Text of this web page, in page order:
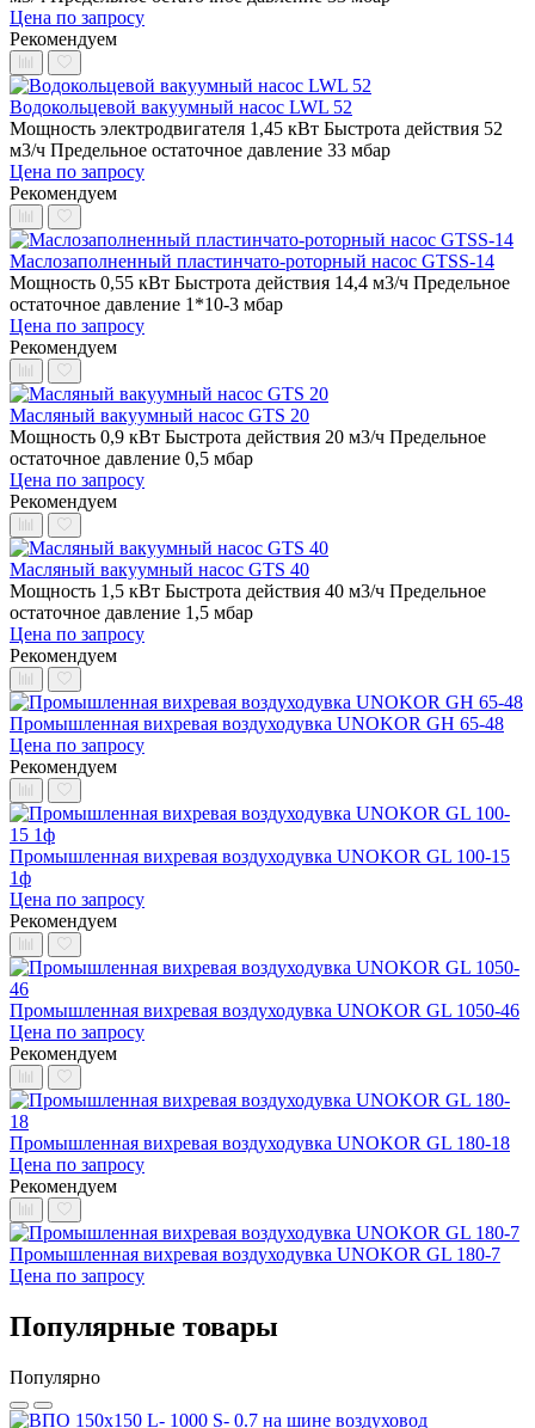
Цена по запросу
Рекомендуем
Водокольцевой вакуумный насос LWL 52
Мощность электродвигателя 1,45 кВт Быстрота действия 52
м3/ч Предельное остаточное давление 33 мбар
Цена по запросу
Рекомендуем
Маслозаполненный пластинчато-роторный насос GTSS-14
Мощность 0,55 кВт Быстрота действия 14,4 м3/ч Предельное
остаточное давление 1*10-3 мбар
Цена по запросу
Рекомендуем
Масляный вакуумный насос GTS 20
Мощность 0,9 кВт Быстрота действия 20 м3/ч Предельное
остаточное давление 0,5 мбар
Цена по запросу
Рекомендуем
Масляный вакуумный насос GTS 40
Мощность 1,5 кВт Быстрота действия 40 м3/ч Предельное
остаточное давление 1,5 мбар
Цена по запросу
Рекомендуем
Промышленная вихревая воздуходувка UNOKOR GH 65-48
Цена по запросу
Рекомендуем
Промышленная вихревая воздуходувка UNOKOR GL 100-15
1ф
Цена по запросу
Рекомендуем
Промышленная вихревая воздуходувка UNOKOR GL 1050-46
Цена по запросу
Рекомендуем
Промышленная вихревая воздуходувка UNOKOR GL 180-18
Цена по запросу
Рекомендуем
Промышленная вихревая воздуходувка UNOKOR GL 180-7
Цена по запросу
Популярные товары
Популярно